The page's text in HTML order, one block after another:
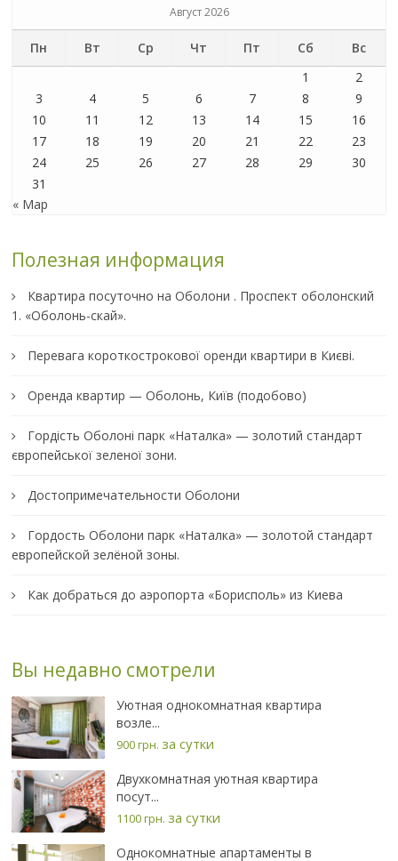
Август 2026
Пн Вт Ср Чт Пт Сб
Вс
1
2
3
4 5 6 7 8
9
10
11 12 13 14 15
16
17
18 19 20 21 22
23
24
25 26 27 28 29
30
31
« Мар
Полезная информация
Квартира посуточно на Оболони . Проспект оболонский
1. «Оболонь-скай».
Перевага короткострокової оренди квартири в Києві.
Оренда квартир — Оболонь, Київ (подобово)
Гордість Оболоні парк «Наталка» — золотий стандарт
європейської зеленої зони.
Достопримечательности Оболони
Гордость Оболони парк «Наталка» — золотой стандарт
европейской зелёной зоны.
Как добраться до аэропорта «Борисполь» из Киева
Вы недавно смотрели
Уютная однокомнатная квартира
возле...
900 грн. за сутки
Двухкомнатная уютная квартира
посут...
1100 грн. за сутки
Однокомнатные апартаменты в